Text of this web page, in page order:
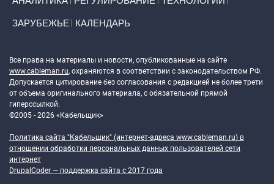
ЗАРУБЕЖЬЕ КАЛЕНДАРЬ
Все права на материалы и новости, опубликованные на сайте
www.cableman.ru, охраняются в соответствии с законодательством РФ.
Допускается цитирование без согласования с редакцией не более трети
от объема оригинального материала, с обязательной прямой
гиперссылкой.
©2005 - 2026 «Кабельщик»
Политика сайта "Кабельщик" (интернет-адреса www.cableman.ru) в
отношении обработки персональных данных пользователей сети
интернет
DrupalCoder — поддержка сайта c 2017 года